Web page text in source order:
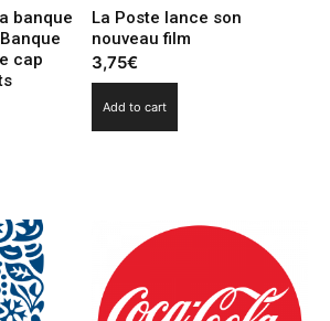
banque
cap
La Poste lance son
nouveau film
3,75€
Add to cart